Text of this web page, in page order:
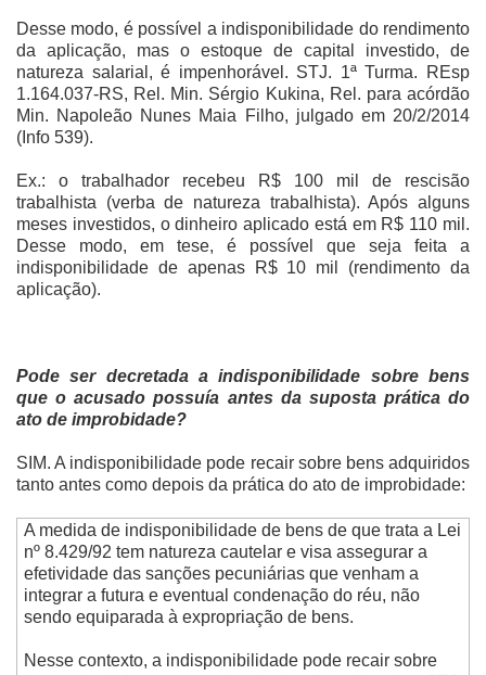
Desse modo, é possível a indisponibilidade do rendimento
da aplicação, mas o estoque de capital investido, de
natureza salarial, é impenhorável. STJ. 1ª Turma. REsp
1.164.037-RS, Rel. Min. Sérgio Kukina, Rel. para acórdão
Min. Napoleão Nunes Maia Filho, julgado em 20/2/2014
(Info 539).
Ex.: o trabalhador recebeu R$ 100 mil de rescisão
trabalhista (verba de natureza trabalhista). Após alguns
meses investidos, o dinheiro aplicado está em R$ 110 mil.
Desse modo, em tese, é possível que seja feita a
indisponibilidade de apenas R$ 10 mil (rendimento da
aplicação).
Pode ser decretada a indisponibilidade sobre bens
que o acusado possuía antes da suposta prática do
ato de improbidade?
SIM. A indisponibilidade pode recair sobre bens adquiridos
tanto antes como depois da prática do ato de improbidade:
A medida de indisponibilidade de bens de que trata a Lei
nº 8.429/92 tem natureza cautelar e visa assegurar a
efetividade das sanções pecuniárias que venham a
integrar a futura e eventual condenação do réu, não
sendo equiparada à expropriação de bens.
Nesse contexto, a indisponibilidade pode recair sobre